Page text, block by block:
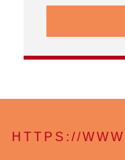
HTTPS://